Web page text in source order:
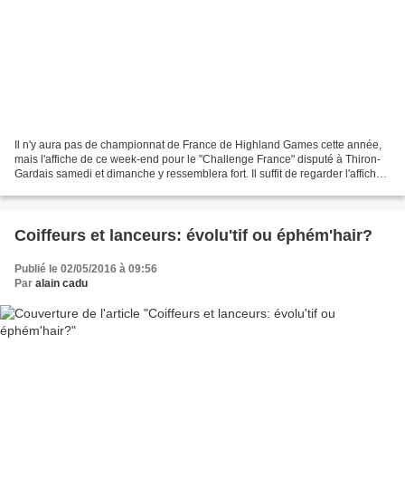
Il n'y aura pas de championnat de France de Highland Games cette année,
mais l'affiche de ce week-end pour le "Challenge France" disputé à Thiron-
Gardais samedi et dimanche y ressemblera fort. Il suffit de regarder l'affiche
Coiffeurs et lanceurs: évolu'tif ou éphém'hair?
Publié le 02/05/2016 à 09:56
Par alain cadu